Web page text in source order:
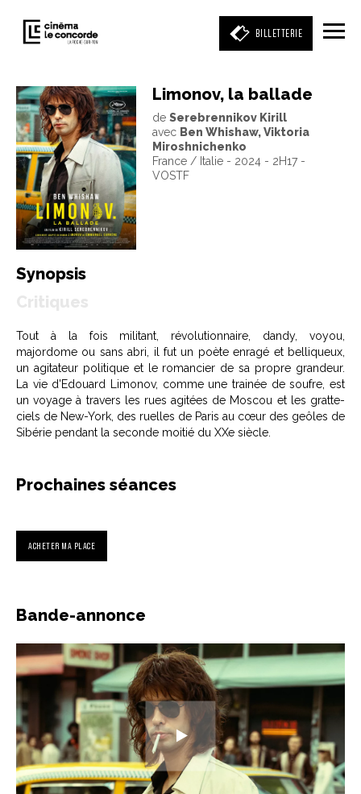
BILLETTERIE
Entrez votre mot clé
(film, réalisateur, acteur, événement)
Limonov, la ballade
de Serebrennikov Kirill
avec Ben Whishaw, Viktoria
Miroshnichenko
France / Italie - 2024 - 2H17 -
VOSTF
Synopsis
Tout à la fois militant, révolutionnaire, dandy, voyou,
majordome ou sans abri, il fut un poète enragé et belliqueux,
un agitateur politique et le romancier de sa propre grandeur.
La vie d'Edouard Limonov, comme une trainée de soufre, est
un voyage à travers les rues agitées de Moscou et les gratte-
ciels de New-York, des ruelles de Paris au cœur des geôles de
Sibérie pendant la seconde moitié du XXe siècle.
Prochaines séances
ACHETER MA PLACE
Bande-annonce